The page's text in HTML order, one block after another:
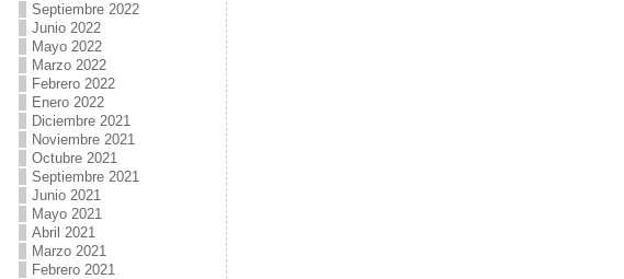
Septiembre 2022
Junio 2022
Mayo 2022
Marzo 2022
Febrero 2022
Enero 2022
Diciembre 2021
Noviembre 2021
Octubre 2021
Septiembre 2021
Junio 2021
Mayo 2021
Abril 2021
Marzo 2021
Febrero 2021